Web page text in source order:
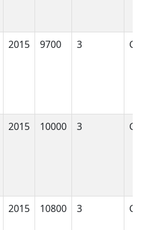
2015 9700 3 G
2015 10000 3 G
2015 10800 3 G